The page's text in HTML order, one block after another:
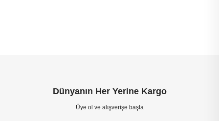
Dünyanın Her Yerine Kargo
Üye ol ve alışverişe başla